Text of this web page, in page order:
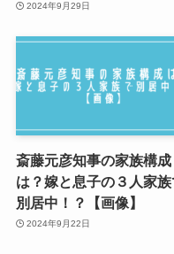
2024年9月29日
斎藤元彦知事の家族構成
は？嫁と息子の３人家族
別居中！？【画像】
2024年9月22日